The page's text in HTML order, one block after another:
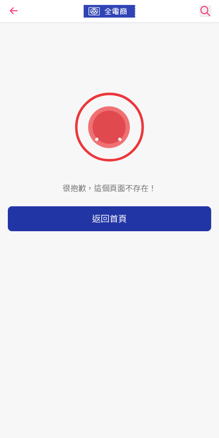
很抱歉，這個頁面不存在！
返回首頁